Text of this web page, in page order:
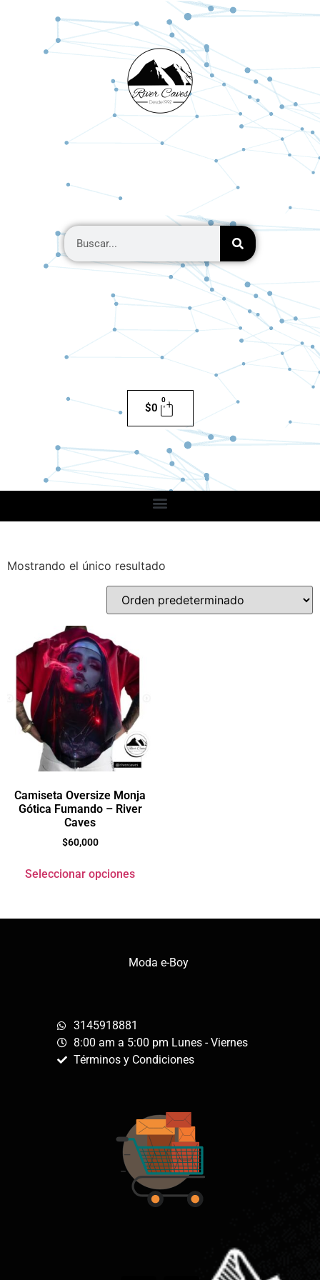
$0
0
Mostrando el único resultado
Camiseta Oversize Monja
Gótica Fumando – River
Caves
$60,000
Seleccionar opciones
Moda e-Boy
3145918881
8:00 am a 5:00 pm Lunes - Viernes
Términos y Condiciones